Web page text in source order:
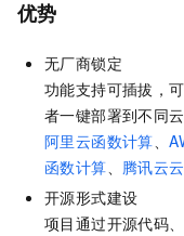
优势
无厂商锁定
功能支持可插拔，
者一键部署到不同
阿里云函数计算、
函数计算、 腾讯云
开源形式建设
项目通过开源代码